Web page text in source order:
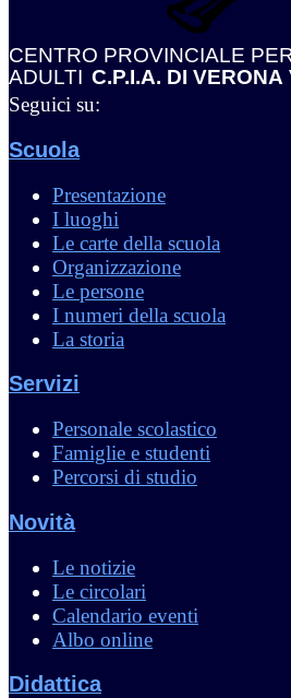
CENTRO PROVINCIALE
ADULTI C.P.I.A. DI VERONA
Seguici su:
Scuola
Presentazione
I luoghi
Le carte della scuola
Organizzazione
Le persone
I numeri della scuola
La storia
Servizi
Personale scolastico
Famiglie e studenti
Percorsi di studio
Novità
Le notizie
Le circolari
Calendario eventi
Albo online
Didattica